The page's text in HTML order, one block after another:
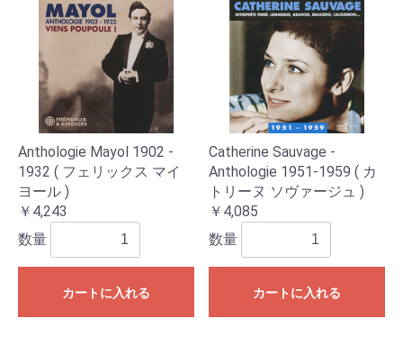
Anthologie Mayol 1902 -
1932 ( フェリックス マイ
ヨール )
￥4,243
数量
カートに入れる
Catherine Sauvage -
Anthologie 1951-1959 ( カ
トリーヌ ソヴァージュ )
￥4,085
数量
カートに入れる